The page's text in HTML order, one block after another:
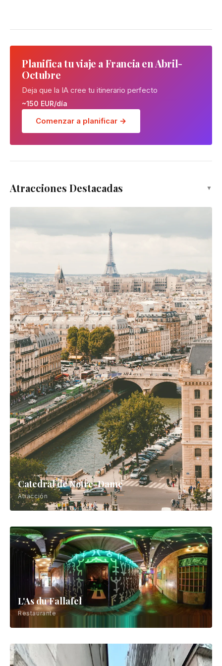
Planifica tu viaje a Francia en Abril-
Octubre
Deja que la IA cree tu itinerario perfecto
~150 EUR/día
Comenzar a planificar →
Atracciones Destacadas ▼
Catedral de Notre-Dame
Atracción
L'As du Fallafel
Restaurante